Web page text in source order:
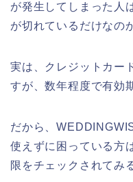
が発生してしまった人
が切れているだけなの
実は、クレジットカー
すが、数年程度で有効
だから、
使えずに困っている方
限をチェックされてみ